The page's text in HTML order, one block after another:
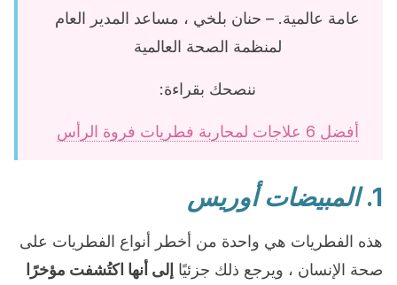
عامة عالمية. – حنان بلخي ، مساعد المدير العام
لمنظمة الصحة العالمية
ننصحك بقراءة:
أفضل 6 علاجات لمحاربة فطريات فروة الرأس
1. المبيضات أوريس
هذه الفطريات هي واحدة من أخطر أنواع الفطريات على
صحة الإنسان ، ويرجع ذلك جزئيًا إلى أنها اكتُشفت مؤخرًا